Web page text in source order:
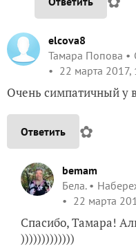
elcova8
Тамара Попова
22 марта 2017,
Очень симпатичный у
Ответить ✿
bemam
Бела.
22 марта
Спасибо, Тамара!
)))))))))))))